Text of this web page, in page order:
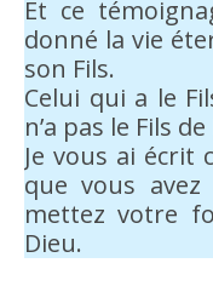
Et ce
donné la vie
son Fils.
Celui qui a le
n’a pas le Fils
Je vous ai écrit
que vous
mettez votre
Dieu.